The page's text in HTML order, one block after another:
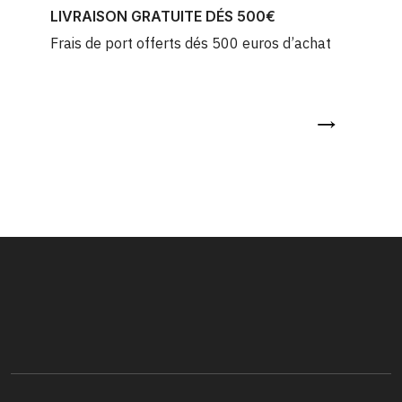
LIVRAISON GRATUITE DÉS 500€
Frais de port offerts dés 500 euros d’achat